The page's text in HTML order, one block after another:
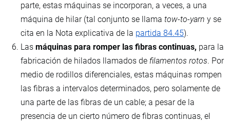
parte, estas máquinas se incorporan, a veces, a una
máquina de hilar (tal conjunto se llama tow-to-yarn y se
cita en la Nota explicativa de la partida 84.45).
Las máquinas para romper las fibras continuas, para la
fabricación de hilados llamados de filamentos rotos. Por
medio de rodillos diferenciales, estas máquinas rompen
las fibras a intervalos determinados, pero solamente de
una parte de las fibras de un cable; a pesar de la
presencia de un cierto número de fibras continuas, el